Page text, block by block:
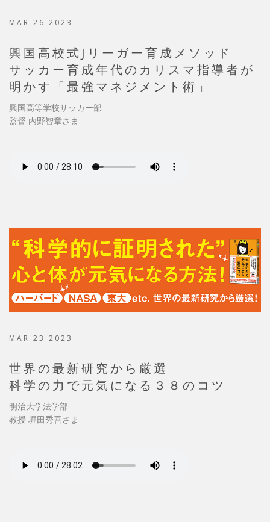
MAR 26 2023
興国高校式Jリーガー育成メソッド
サッカー育成年代のカリスマ指導者が
明かす「最強マネジメント術」
興国高等学校サッカー部
監督 内野智章さま
MAR 23 2023
世界の最新研究から厳選
科学の力で元気になる３８のコツ
明治大学法学部
教授 堀田秀吾さま